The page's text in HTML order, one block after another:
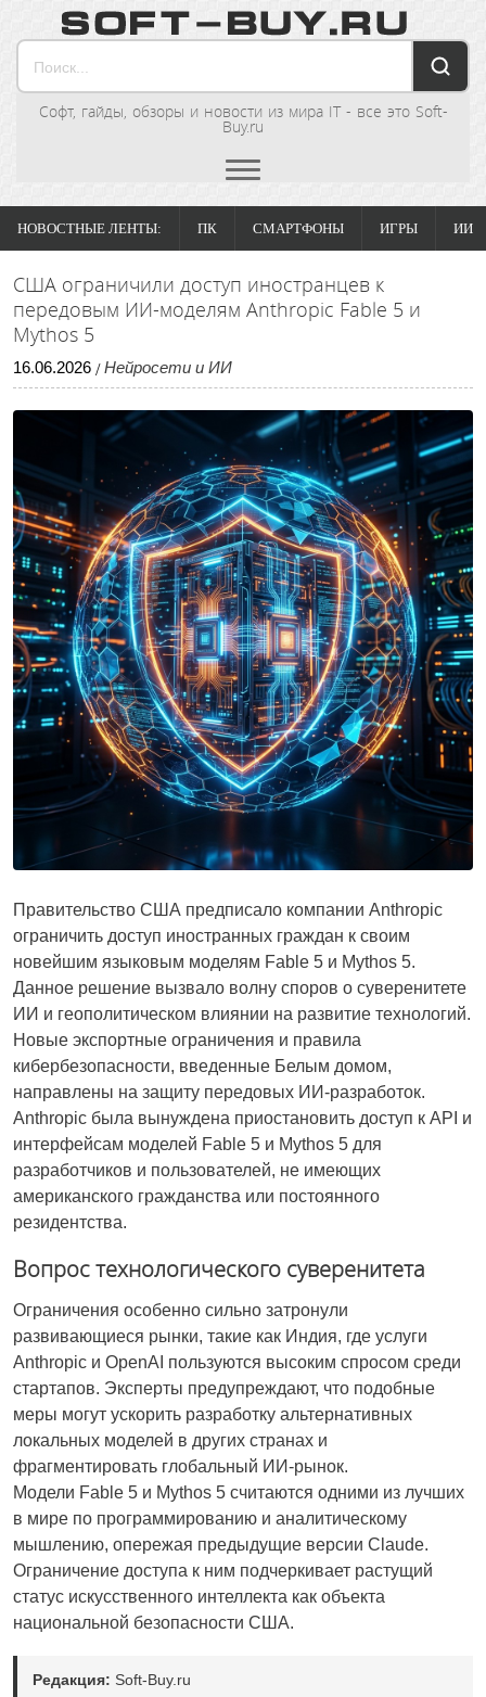
Софт, гайды, обзоры и новости из мира IT - все это Soft-
Buy.ru
НОВОСТНЫЕ ЛЕНТЫ: ПК СМАРТФОНЫ ИГРЫ ИИ
США ограничили доступ иностранцев к
передовым ИИ-моделям Anthropic Fable 5 и
Mythos 5
16.06.2026 / Нейросети и ИИ
Правительство США предписало компании Anthropic
ограничить доступ иностранных граждан к своим
новейшим языковым моделям Fable 5 и Mythos 5.
Данное решение вызвало волну споров о суверенитете
ИИ и геополитическом влиянии на развитие технологий.
Новые экспортные ограничения и правила
кибербезопасности, введенные Белым домом,
направлены на защиту передовых ИИ-разработок.
Anthropic была вынуждена приостановить доступ к API и
интерфейсам моделей Fable 5 и Mythos 5 для
разработчиков и пользователей, не имеющих
американского гражданства или постоянного
резидентства.
Вопрос технологического суверенитета
Ограничения особенно сильно затронули
развивающиеся рынки, такие как Индия, где услуги
Anthropic и OpenAI пользуются высоким спросом среди
стартапов. Эксперты предупреждают, что подобные
меры могут ускорить разработку альтернативных
локальных моделей в других странах и
фрагментировать глобальный ИИ-рынок.
Модели Fable 5 и Mythos 5 считаются одними из лучших
в мире по программированию и аналитическому
мышлению, опережая предыдущие версии Claude.
Ограничение доступа к ним подчеркивает растущий
статус искусственного интеллекта как объекта
национальной безопасности США.
Редакция: Soft-Buy.ru